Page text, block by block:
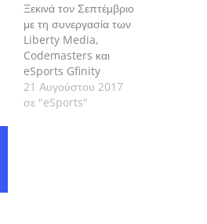
Ξεκινά τον Σεπτέμβριο
με τη συνεργασία των
Liberty Media,
Codemasters και
eSports Gfinity
21 Αυγούστου 2017
σε "eSports"